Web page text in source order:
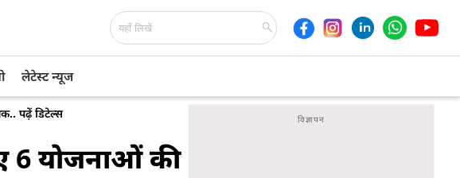
लेटेस्ट न्यूज
पढ़ें डिटेल्स
6 योजनाओं की